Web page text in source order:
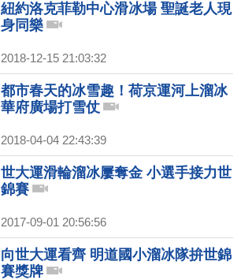
紐約洛克菲勒中心滑冰場 聖誕老人現
身同樂
2018-12-15 21:03:32
都市春天的冰雪趣！荷京運河上溜冰
華府廣場打雪仗
2018-04-04 22:43:39
世大運滑輪溜冰屢奪金 小選手接力世
錦賽
2017-09-01 20:56:56
向世大運看齊 明道國小溜冰隊拚世錦
賽獎牌